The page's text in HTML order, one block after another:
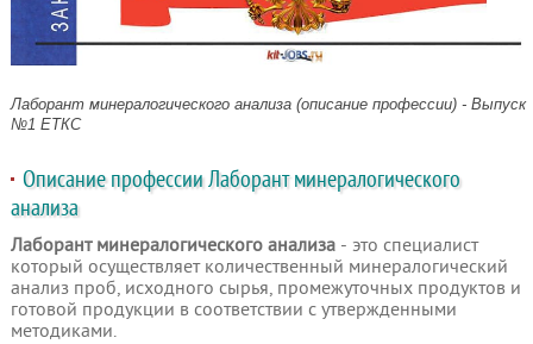
Лаборант минералогического анализа (описание профессии) - Выпуск
№1 ЕТКС
Описание профессии Лаборант минералогического
анализа
Лаборант минералогического анализа- это специалист
который осуществляет количественный минералогический
анализ проб, исходного сырья, промежуточных продуктов и
готовой продукции в соответствии с утвержденными
методиками.